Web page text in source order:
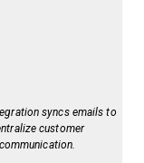
syncs emails to
customer
communication.